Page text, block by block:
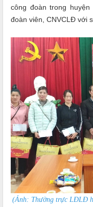
công đoàn trong
đoàn viên, CNVCLĐ với
(Ảnh: Thường trực LĐLĐ